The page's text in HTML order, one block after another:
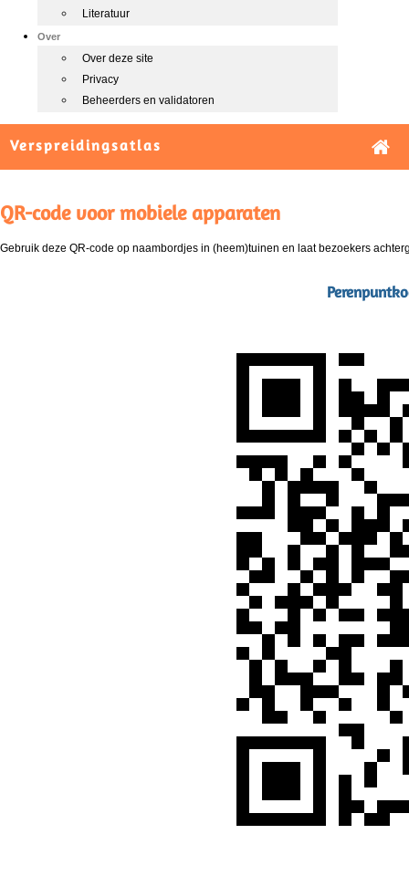
Literatuur
Over
Over deze site
Privacy
Beheerders en validatoren
Verspreidingsatlas
QR-code voor mobiele apparaten
Gebruik deze QR-code op naambordjes in (heem)tuinen en laat bezoekers